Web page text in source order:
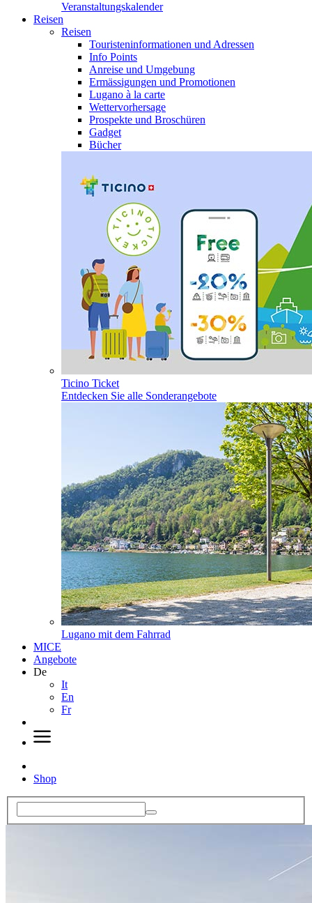
Veranstaltungskalender
Reisen
Reisen
Touristeninformationen und Adressen
Info Points
Anreise und Umgebung
Ermässigungen und Promotionen
Lugano à la carte
Wettervorhersage
Prospekte und Broschüren
Gadget
Bücher
Ticino Ticket
Entdecken Sie alle Sonderangebote
Lugano mit dem Fahrrad
MICE
Angebote
De
It
En
Fr
Shop